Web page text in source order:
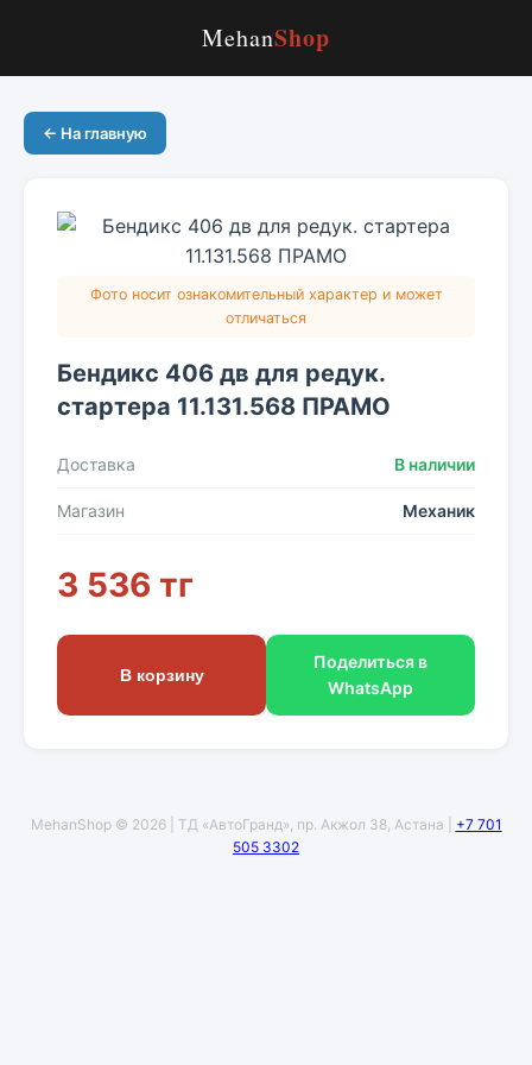
MehanShop
← На главную
Фото носит ознакомительный характер и может
отличаться
Бендикс 406 дв для редук.
стартера 11.131.568 ПРАМО
Доставка В наличии
Магазин Механик
3 536 тг
В корзину
Поделиться в
WhatsApp
MehanShop © 2026 | ТД «АвтоГранд», пр. Акжол 38, Астана | +7 701
505 3302